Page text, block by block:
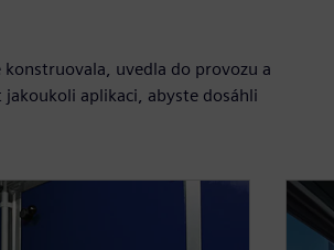
konstruovala, uvedla do provozu a
aplikaci, abyste dosáhli